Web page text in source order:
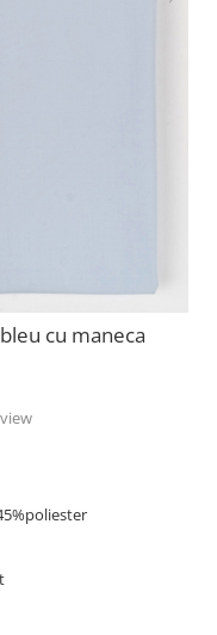
cu maneca